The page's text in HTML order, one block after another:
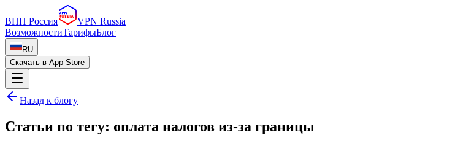
ВПН Россия
VPN Russia
ВозможностиТарифыБлог
RU
Скачать в App Store
Назад к блогу
Статьи по тегу: оплата налогов из-за границы